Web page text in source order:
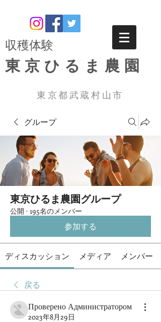
​収穫体験
東京ひるま農園
東京都武蔵村山市
グループ
東京ひるま農園グループ
公開 · 195名のメンバー
参加する
ディスカッション メディア メンバー
戻る
Проверено Администратором
2023年8月29日